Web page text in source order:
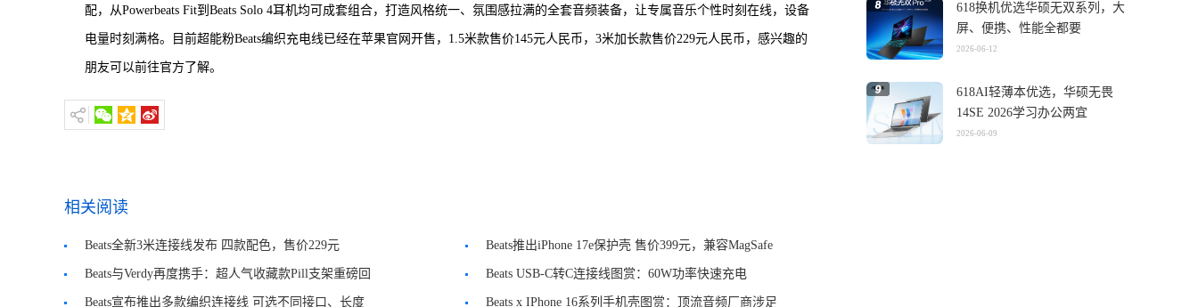
配，从Powerbeats Fit到Beats Solo 4耳机均可成套组合，打造风格统一、氛围感拉满的全套音频装备，让专属音乐个性时刻在线，设备
电量时刻满格。目前超能粉Beats编织充电线已经在苹果官网开售，1.5米款售价145元人民币，3米加长款售价229元人民币，感兴趣的
朋友可以前往官方了解。
相关阅读
Beats全新3米连接线发布 四款配色，售价229元 Beats推出iPhone 17e保护壳 售价399元，兼容MagSafe
Beats与Verdy再度携手：超人气收藏款Pill支架重磅回
归
Beats USB-C转C连接线图赏：60W功率快速充电
Beats宣布推出多款编织连接线 可选不同接口、长度 Beats x IPhone 16系列手机壳图赏：顶流音频厂商涉足
618换机优选华硕无双系列，大
屏、便携、性能全都要
2026-06-12
618AI轻薄本优选，华硕无畏
14SE 2026学习办公两宜
2026-06-09